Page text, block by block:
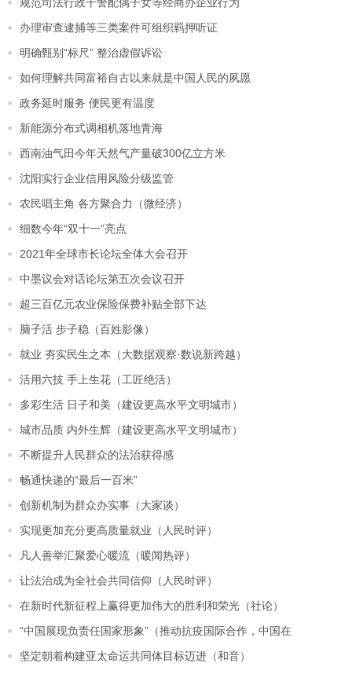
办理审查逮捕等三类案件可组织羁押听证
明确甄别“标尺” 整治虚假诉讼
如何理解共同富裕自古以来就是中国人民的夙愿
政务延时服务 便民更有温度
新能源分布式调相机落地青海
西南油气田今年天然气产量破300亿立方米
沈阳实行企业信用风险分级监管
农民唱主角 各方聚合力（微经济）
细数今年“双十一”亮点
2021年全球市长论坛全体大会召开
中墨议会对话论坛第五次会议召开
超三百亿元农业保险保费补贴全部下达
脑子活 步子稳（百姓影像）
就业 夯实民生之本（大数据观察·数说新跨越）
活用六技 手上生花（工匠绝活）
多彩生活 日子和美（建设更高水平文明城市）
城市品质 内外生辉（建设更高水平文明城市）
不断提升人民群众的法治获得感
畅通快递的“最后一百米”
创新机制为群众办实事（大家谈）
实现更加充分更高质量就业（人民时评）
凡人善举汇聚爱心暖流（暖闻热评）
让法治成为全社会共同信仰（人民时评）
在新时代新征程上赢得更加伟大的胜利和荣光（社论）
“中国展现负责任国家形象”（推动抗疫国际合作，中国在
坚定朝着构建亚太命运共同体目标迈进（和音）